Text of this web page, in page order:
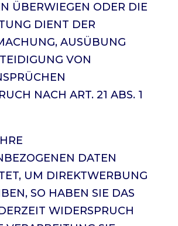
ÜBERWIEGEN ODER DIE
DIENT DER
AUSÜBUNG
VON
NACH ART. 21 ABS. 1
DATEN
UM DIREKTWERBUNG
SO HABEN SIE DAS
WIDERSPRUCH